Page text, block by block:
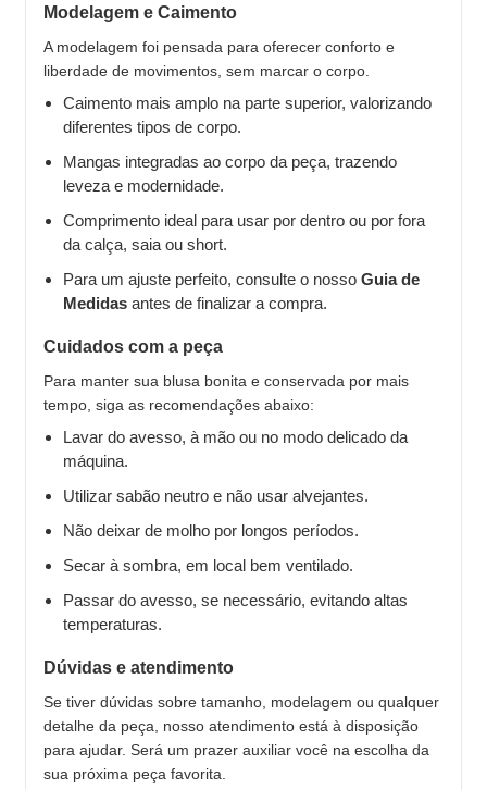
Modelagem e Caimento
A modelagem foi pensada para oferecer conforto e
liberdade de movimentos, sem marcar o corpo.
Caimento mais amplo na parte superior, valorizando
diferentes tipos de corpo.
Mangas integradas ao corpo da peça, trazendo
leveza e modernidade.
Comprimento ideal para usar por dentro ou por fora
da calça, saia ou short.
Para um ajuste perfeito, consulte o nosso Guia de
Medidas antes de finalizar a compra.
Cuidados com a peça
Para manter sua blusa bonita e conservada por mais
tempo, siga as recomendações abaixo:
Lavar do avesso, à mão ou no modo delicado da
máquina.
Utilizar sabão neutro e não usar alvejantes.
Não deixar de molho por longos períodos.
Secar à sombra, em local bem ventilado.
Passar do avesso, se necessário, evitando altas
temperaturas.
Dúvidas e atendimento
Se tiver dúvidas sobre tamanho, modelagem ou qualquer
detalhe da peça, nosso atendimento está à disposição
para ajudar. Será um prazer auxiliar você na escolha da
sua próxima peça favorita.